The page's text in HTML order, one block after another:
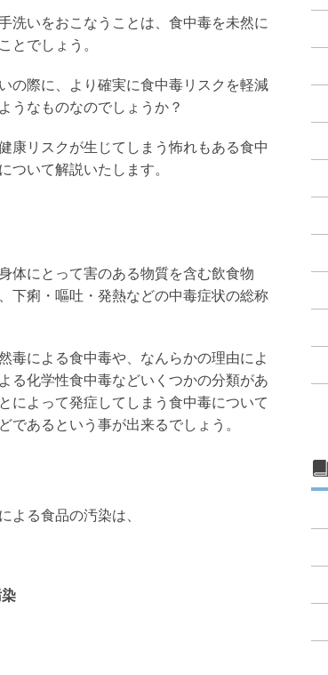
洗いをおこなうことは、食中毒を未然に
とでしょう。
の際に、より確実に食中毒リスクを軽減
うなものなのでしょうか？
康リスクが生じてしまう怖れもある食中
ついて解説いたします。
体にとって害のある物質を含む飲食物
下痢・嘔吐・発熱などの中毒症状の総称
毒による食中毒や、なんらかの理由によ
る化学性食中毒などいくつかの分類があ
によって発症してしまう食中毒について
であるという事が出来るでしょう。
よる食品の汚染は、